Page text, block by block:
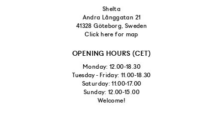
Shelta
Andra Långgatan 21
41328 Göteborg, Sweden
Click here for map
OPENING HOURS (CET)
Monday: 12.00-18.30
Tuesday - Friday: 11.00-18.30
Saturday: 11.00-17.00
Sunday: 12.00-15.00
Welcome!